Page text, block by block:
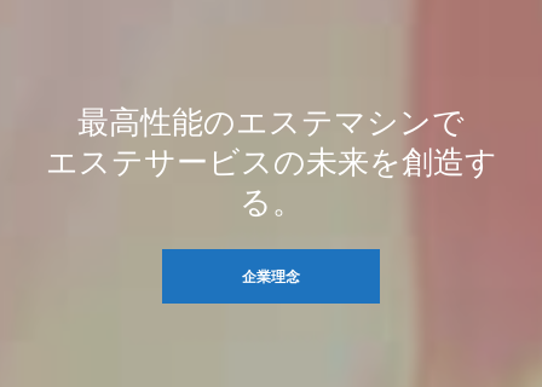
最高性能のエステマシンで
エステサービスの未来を創造す
る。
企業理念